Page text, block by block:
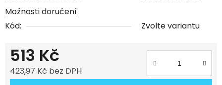
Možnosti doručení
Kód:
Zvolte variantu
513 Kč
423,97 Kč bez DPH